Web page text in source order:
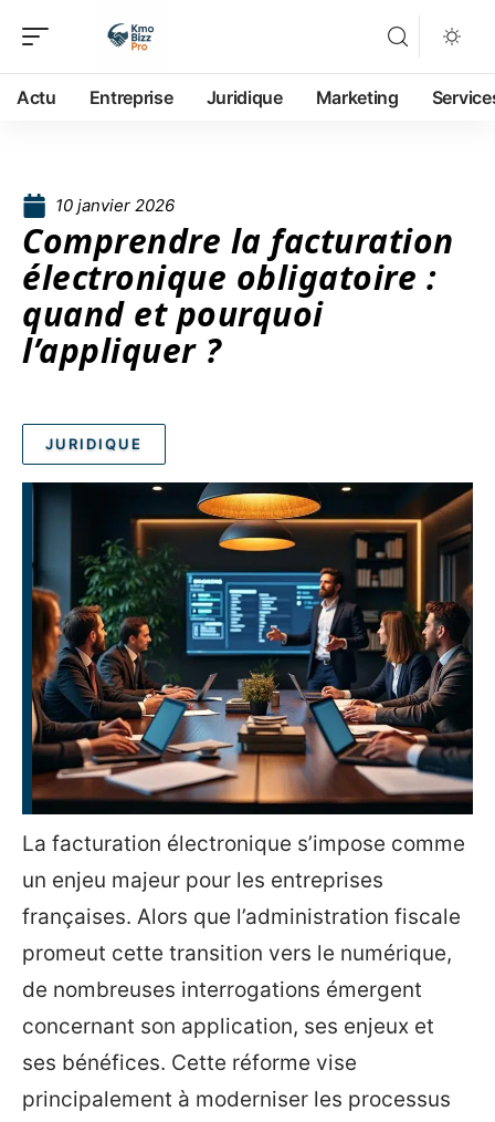
Actu Entreprise Juridique Marketing
10 janvier 2026
Comprendre la facturation
électronique obligatoire :
quand et pourquoi
l’appliquer ?
JURIDIQUE
La facturation électronique s’impose comme
un enjeu majeur pour les entreprises
françaises. Alors que l’administration fiscale
promeut cette transition vers le numérique,
de nombreuses interrogations émergent
concernant son application, ses enjeux et
ses bénéfices. Cette réforme vise
principalement à moderniser les processus